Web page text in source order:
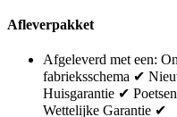
Afleverpakket
Afgeleverd met een:
fabrieksschema ✔
Huisgarantie ✔
Wettelijke Garantie ✔